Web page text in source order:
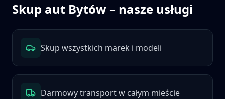
Skup aut Bytów – nasze usługi
Skup wszystkich marek i modeli
Darmowy transport w całym mieście